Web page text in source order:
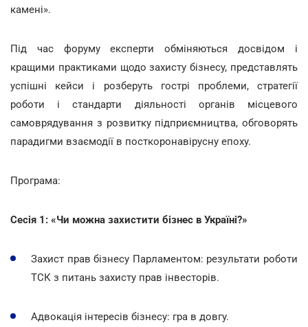
камені».
Під час форуму експерти обміняються досвідом і
кращими практиками щодо захисту бізнесу, представлять
успішні кейси і розберуть гострі проблеми, стратегії
роботи і стандарти діяльності органів місцевого
самоврядування з розвитку підприємництва, обговорять
парадигми взаємодії в посткоронавірусну епоху.
Програма:
Сесія 1: «Чи можна захистити бізнес в Україні?»
Захист прав бізнесу Парламентом: результати роботи
ТСК з питань захисту прав інвесторів.
Адвокація інтересів бізнесу: гра в довгу.